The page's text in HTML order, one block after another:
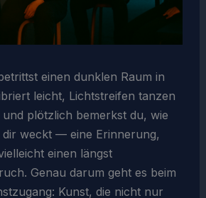
einen dunklen Raum in
leicht, Lichtstreifen tanzen
plötzlich bemerkst du, wie
dir weckt — eine Erinnerung,
einen längst
Genau darum geht es beim
Kunst, die nicht nur